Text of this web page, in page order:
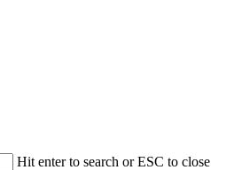
Hit enter to search or ESC to close